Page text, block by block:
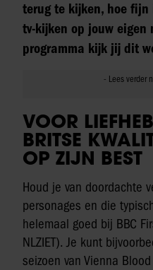
terug te kijken, hoe fijn
tv-kijken op jouw eigen
programma kijk jij dit
VOOR
BRITSE
OP ZIJN BEST
Houd je van doordachte
personages en die
helemaal goed bij BBC
NLZIET). Je kunt
seizoen van Vienna